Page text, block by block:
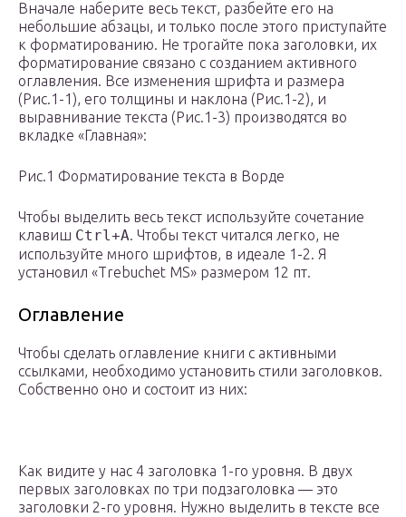
Вначале наберите весь текст, разбейте его на
небольшие абзацы, и только после этого приступайте
к форматированию. Не трогайте пока заголовки, их
форматирование связано с созданием активного
оглавления. Все изменения шрифта и размера
(Рис.1-1), его толщины и наклона (Рис.1-2), и
выравнивание текста (Рис.1-3) производятся во
вкладке «Главная»:
Рис.1 Форматирование текста в Ворде
Чтобы выделить весь текст используйте сочетание
клавиш Ctrl+A. Чтобы текст читался легко, не
используйте много шрифтов, в идеале 1-2. Я
установил «Trebuchet MS» размером 12 пт.
Оглавление
Чтобы сделать оглавление книги с активными
ссылками, необходимо установить стили заголовков.
Собственно оно и состоит из них:
Как видите у нас 4 заголовка 1-го уровня. В двух
первых заголовках по три подзаголовка — это
заголовки 2-го уровня. Нужно выделить в тексте все